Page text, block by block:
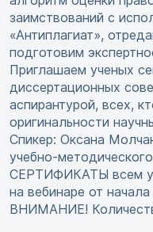
заимствований с
«Антиплагиат»,
подготовим
Приглашаем ученых
диссертационных
аспирантурой, всех,
оригинальности
Спикер: Оксана
учебно-
СЕРТИФИКАТЫ всем
на вебинаре от
ВНИМАНИЕ!